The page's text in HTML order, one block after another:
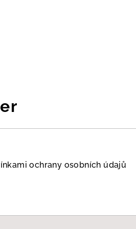
ochrany osobních údajů